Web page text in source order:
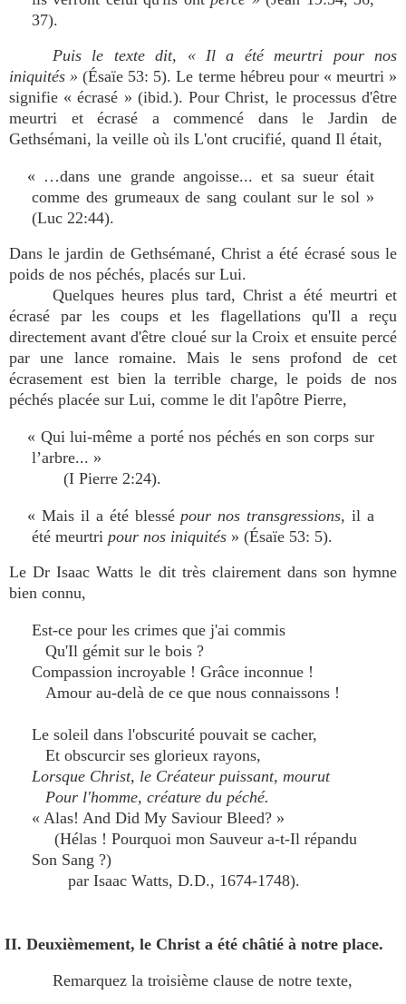
37).
Puis le texte dit, « Il a été meurtri pour nos
iniquités » (Ésaïe 53: 5). Le terme hébreu pour « meurtri »
signifie « écrasé » (ibid.). Pour Christ, le processus d'être
meurtri et écrasé a commencé dans le Jardin de
Gethsémani, la veille où ils L'ont crucifié, quand Il était,
« …dans une grande angoisse... et sa sueur était
comme des grumeaux de sang coulant sur le sol »
(Luc 22:44).
Dans le jardin de Gethsémané, Christ a été écrasé sous le
poids de nos péchés, placés sur Lui.
Quelques heures plus tard, Christ a été meurtri et
écrasé par les coups et les flagellations qu'Il a reçu
directement avant d'être cloué sur la Croix et ensuite percé
par une lance romaine. Mais le sens profond de cet
écrasement est bien la terrible charge, le poids de nos
péchés placée sur Lui, comme le dit l'apôtre Pierre,
« Qui lui-même a porté nos péchés en son corps sur
l’arbre... »
(I Pierre 2:24).
« Mais il a été blessépour nos transgressions, il a
été meurtri pour nos iniquités » (Ésaïe 53: 5).
Le Dr Isaac Watts le dit très clairement dans son hymne
bien connu,
Est-ce pour les crimes que j'ai commis
Qu'Il gémit sur le bois ?
Compassion incroyable ! Grâce inconnue !
Amour au-delà de ce que nous connaissons !
Le soleil dans l'obscurité pouvait se cacher,
Et obscurcir ses glorieux rayons,
Lorsque Christ, le Créateur puissant, mourut
Pour l'homme, créature du péché.
« Alas! And Did My Saviour Bleed? »
(Hélas ! Pourquoi mon Sauveur a-t-Il répandu
Son Sang ?)
par Isaac Watts, D.D., 1674-1748).
II. Deuxièmement, le Christ a été châtié à notre place.
Remarquez la troisième clause de notre texte,